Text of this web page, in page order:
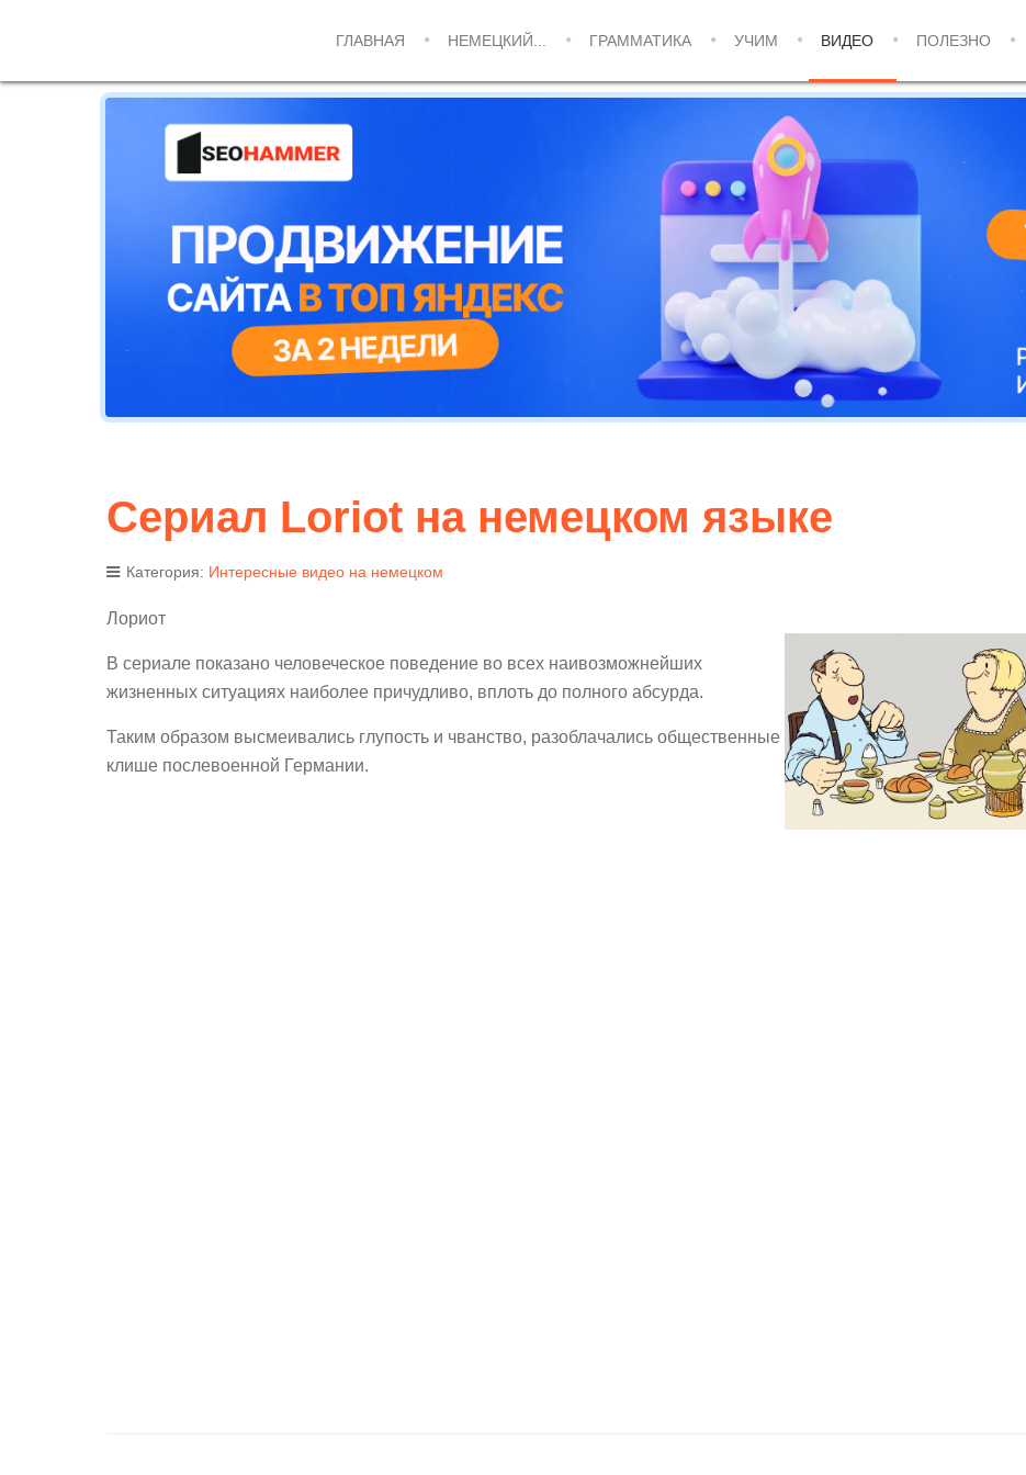
ГЛАВНАЯ НЕМЕЦКИЙ... ГРАММАТИКА УЧИМ ВИДЕО ПОЛЕЗНО
Сериал Loriot на немецком языке
Категория: Интересные видео на немецком
Лориот
В сериале показано человеческое поведение во всех наивозможнейших
жизненных ситуациях наиболее причудливо, вплоть до полного абсурда.
Таким образом высмеивались глупость и чванство, разоблачались общественные
клише послевоенной Германии.